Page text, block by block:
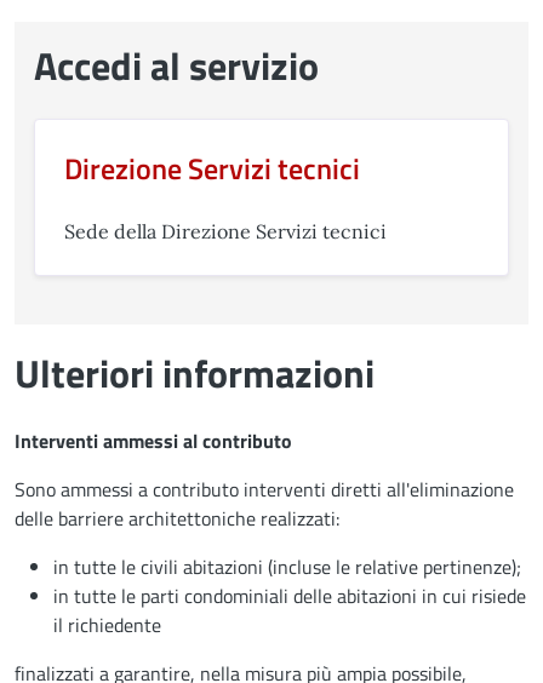
Accedi al servizio
Direzione Servizi tecnici
Sede della Direzione Servizi tecnici
Ulteriori informazioni
Interventi ammessi al contributo
Sono ammessi a contributo interventi diretti all'eliminazione
delle barriere architettoniche realizzati:
in tutte le civili abitazioni (incluse le relative pertinenze);
in tutte le parti condominiali delle abitazioni in cui risiede
il richiedente
finalizzati a garantire, nella misura più ampia possibile,